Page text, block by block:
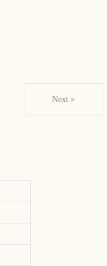
Next＞